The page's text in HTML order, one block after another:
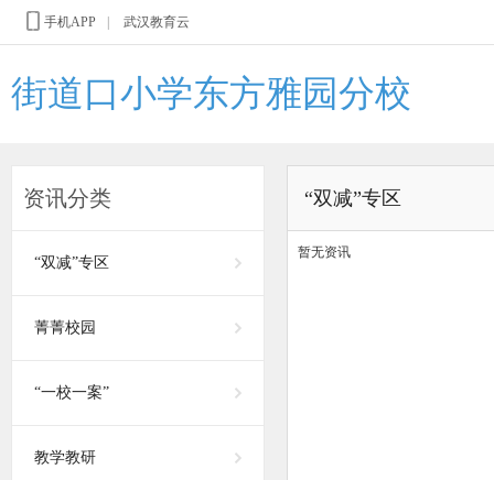
手机APP 武汉教育云
街道口小学东方雅园分校
资讯分类
“双减”专区
菁菁校园
“一校一案”
教学教研
“双减”专区
暂无资讯